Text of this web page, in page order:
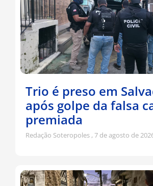
Trio é preso em
após golpe da falsa
premiada
Redação Soteropoles 7 de agosto de